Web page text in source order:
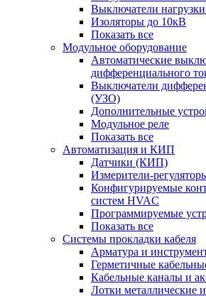
Выключатели
Изоляторы до 10кВ
Показать все
Модульное оборудование
Автоматические
дифференциального
Выключатели
(УЗО)
Дополнительные
Модульное реле
Показать все
Автоматизация и КИП
Датчики (КИП)
Измерители-
Конфигурируемые
систем HVAC
Программируемые
Показать все
Системы прокладки кабеля
Арматура и
Герметичные
Кабельные каналы и
Лотки металлические